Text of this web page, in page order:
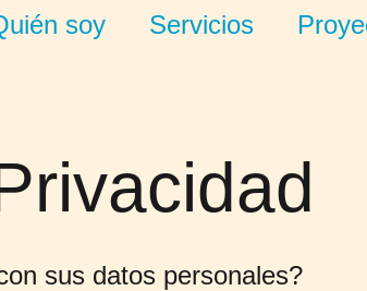
soy Servicios
sus datos personales?